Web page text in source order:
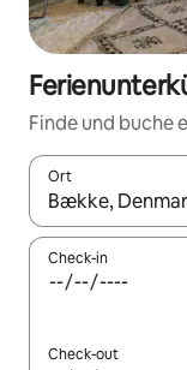
Finde und buche
Ort
Wenn
Check-in
Check-out